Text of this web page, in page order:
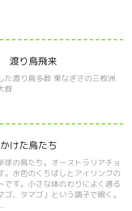
渡り鳥飛来
渡り鳥多数 東なぎさの三枚洲
群
けた鳥たち
球の鳥たち。オーストラリアチョ
。水色のくちばしとアイリングの
です。小さな体のわりによく通る
ゴ、タマゴ」という調子で鳴く。